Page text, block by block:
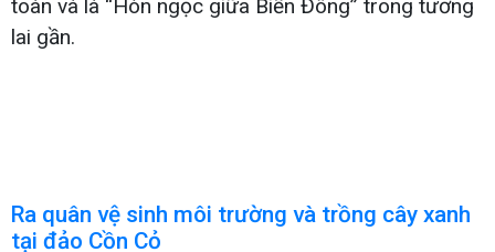
toàn và là “Hòn ngọc giữa Biển Đông” trong tương
lai gần.
Ra quân vệ sinh môi trường và trồng cây xanh
tại đảo Cồn Cỏ